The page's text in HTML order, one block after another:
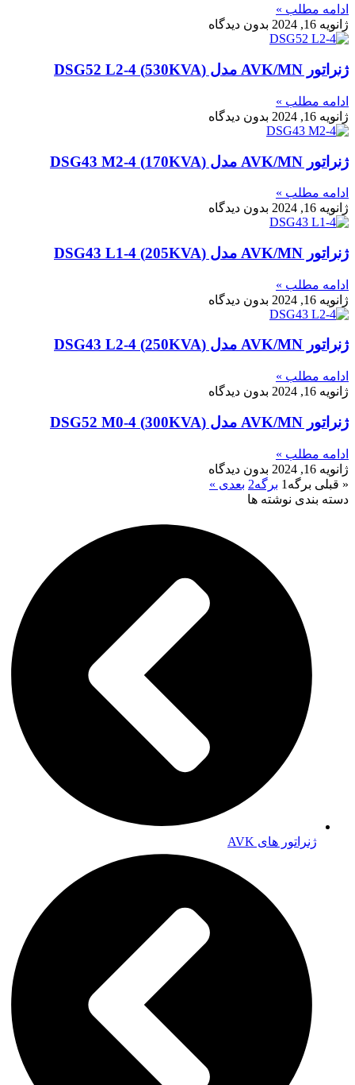
ادامه مطلب »
ژانویه 16, 2024
بدون دیدگاه
ژنراتور AVK/MN مدل (530KVA) DSG52 L2-4
ادامه مطلب »
ژانویه 16, 2024
بدون دیدگاه
ژنراتور AVK/MN مدل (170KVA) DSG43 M2-4
ادامه مطلب »
ژانویه 16, 2024
بدون دیدگاه
ژنراتور AVK/MN مدل (205KVA) DSG43 L1-4
ادامه مطلب »
ژانویه 16, 2024
بدون دیدگاه
ژنراتور AVK/MN مدل (250KVA) DSG43 L2-4
ادامه مطلب »
ژانویه 16, 2024
بدون دیدگاه
ژنراتور AVK/MN مدل (300KVA) DSG52 M0-4
ادامه مطلب »
ژانویه 16, 2024
بدون دیدگاه
« قبلی برگه 1 برگه2 بعدی »
دسته بندی نوشته ها
ژنراتور های AVK